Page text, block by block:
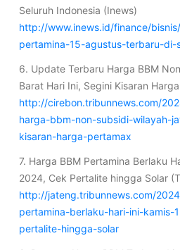
Seluruh Indonesia (Inews)
http://www.inews.id/finance/
pertamina-15-agustus-terbaru-di-
6. Update Terbaru Harga BBM
Barat Hari Ini, Segini Kisaran
http://cirebon.tribunnews.com/
harga-bbm-non-subsidi-wilayah-
kisaran-harga-pertamax
7. Harga BBM Pertamina Berlaku
2024, Cek Pertalite hingga Solar
http://jateng.tribunnews.com/
pertamina-berlaku-hari-ini-kamis-
pertalite-hingga-solar